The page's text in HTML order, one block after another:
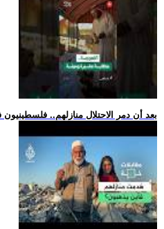
.. بعد أن دمر الاحتلال منازلهم..